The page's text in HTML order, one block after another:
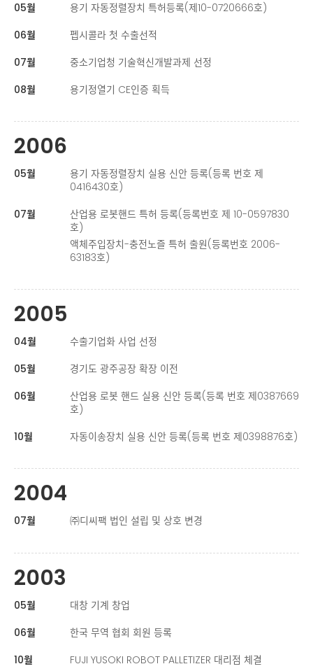
05월
용기 자동정렬장치 특허등록(제10-0720666호)
06월
펩시콜라 첫 수출선적
07월
중소기업청 기술혁신개발과제 선정
08월
용기정열기 CE인증 획득
2006
05월
용기 자동정렬장치 실용 신안 등록(등록 번호 제
0416430호)
07월
산업용 로봇핸드 특허 등록(등록번호 제 10-0597830
호)
액체주입장치-충전노즐 특허 출원(등록번호 2006-
63183호)
2005
04월
수출기업화 사업 선정
05월
경기도 광주공장 확장 이전
06월
산업용 로봇 핸드 실용 신안 등록(등록 번호 제0387669
호)
10월
자동이송장치 실용 신안 등록(등록 번호 제0398876호)
2004
07월 ㈜디씨팩 법인 설립 및 상호 변경
2003
05월
대창 기계 창업
06월
한국 무역 협회 회원 등록
10월
FUJI YUSOKI ROBOT PALLETIZER 대리점 체결